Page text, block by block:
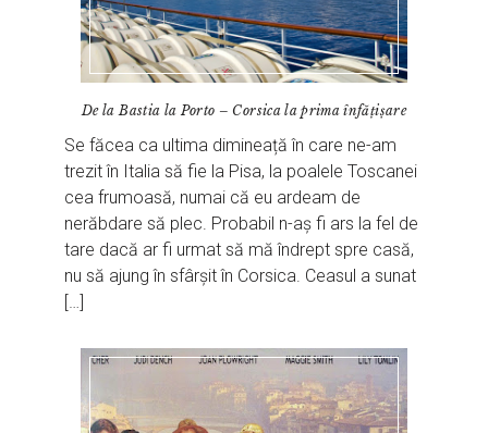
De la Bastia la Porto – Corsica la prima înfățișare
Se făcea ca ultima dimineață în care ne-am
trezit în Italia să fie la Pisa, la poalele Toscanei
cea frumoasă, numai că eu ardeam de
nerăbdare să plec. Probabil n-aș fi ars la fel de
tare dacă ar fi urmat să mă îndrept spre casă,
nu să ajung în sfârșit în Corsica. Ceasul a sunat
[…]